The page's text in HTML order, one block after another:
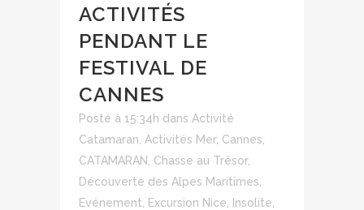
ACTIVITÉS
PENDANT LE
FESTIVAL DE
CANNES
Posté à 15:34h dans Activité
Catamaran Activités Mer, Cannes
CATAMARAN
Chasse au Trésor,
Découverte des Alpes Maritimes
Evénement
Excursion Nice Insolite